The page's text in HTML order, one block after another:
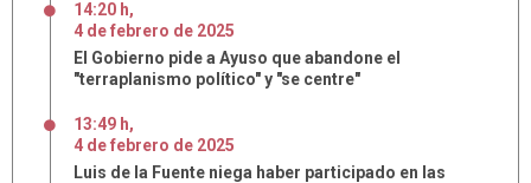
14:20 h,
4 defebrero de 2025
El Gobierno pide a Ayuso que abandone el
"terraplanismo político" y "se centre"
13:49 h,
4 defebrero de 2025
Luis de la Fuente niega haber participado en las